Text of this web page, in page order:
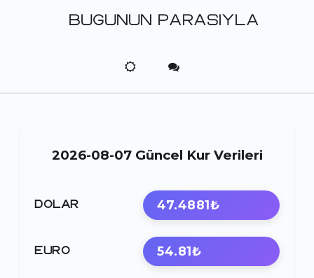
BUGUNUN PARASIYLA
2026-08-07 Güncel Kur Verileri
DOLAR 47.4881₺
EURO 54.81₺